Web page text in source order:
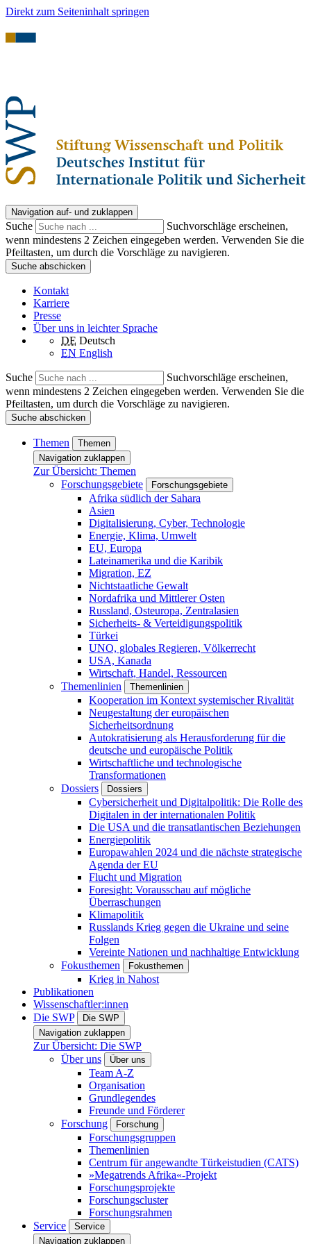
Direkt zum Seiteninhalt springen
Navigation auf- und zuklappen
Suche
Suchvorschläge erscheinen,
wenn mindestens 2 Zeichen eingegeben werden. Verwenden Sie die
Pfeiltasten, um durch die Vorschläge zu navigieren.
Suche abschicken
Kontakt
Karriere
Presse
Über uns in leichter Sprache
DE Deutsch
EN English
Suche
Suchvorschläge erscheinen,
wenn mindestens 2 Zeichen eingegeben werden. Verwenden Sie die
Pfeiltasten, um durch die Vorschläge zu navigieren.
Suche abschicken
Themen
Themen
Navigation zuklappen
Zur Übersicht: Themen
Forschungsgebiete
Forschungsgebiete
Afrika südlich der Sahara
Asien
Digitalisierung, Cyber, Technologie
Energie, Klima, Umwelt
EU, Europa
Lateinamerika und die Karibik
Migration, EZ
Nichtstaatliche Gewalt
Nordafrika und Mittlerer Osten
Russland, Osteuropa, Zentralasien
Sicherheits- & Verteidigungspolitik
Türkei
UNO, globales Regieren, Völkerrecht
USA, Kanada
Wirtschaft, Handel, Ressourcen
Themenlinien
Themenlinien
Kooperation im Kontext systemischer Rivalität
Neugestaltung der europäischen
Sicherheitsordnung
Autokratisierung als Herausforderung für die
deutsche und europäische Politik
Wirtschaftliche und technologische
Transformationen
Dossiers
Dossiers
Cybersicherheit und Digitalpolitik: Die Rolle des
Digitalen in der internationalen Politik
Die USA und die transatlantischen Beziehungen
Energiepolitik
Europawahlen 2024 und die nächste strategische
Agenda der EU
Flucht und Migration
Foresight: Vorausschau auf mögliche
Überraschungen
Klimapolitik
Russlands Krieg gegen die Ukraine und seine
Folgen
Vereinte Nationen und nachhaltige Entwicklung
Fokusthemen
Fokusthemen
Krieg in Nahost
Publikationen
Wissenschaftler:innen
Die SWP
Die SWP
Navigation zuklappen
Zur Übersicht: Die SWP
Über uns
Über uns
Team A-Z
Organisation
Grundlegendes
Freunde und Förderer
Forschung
Forschung
Forschungsgruppen
Themenlinien
Centrum für angewandte Türkeistudien (CATS)
»Megatrends Afrika«-Projekt
Forschungsprojekte
Forschungscluster
Forschungsrahmen
Service
Service
Navigation zuklappen